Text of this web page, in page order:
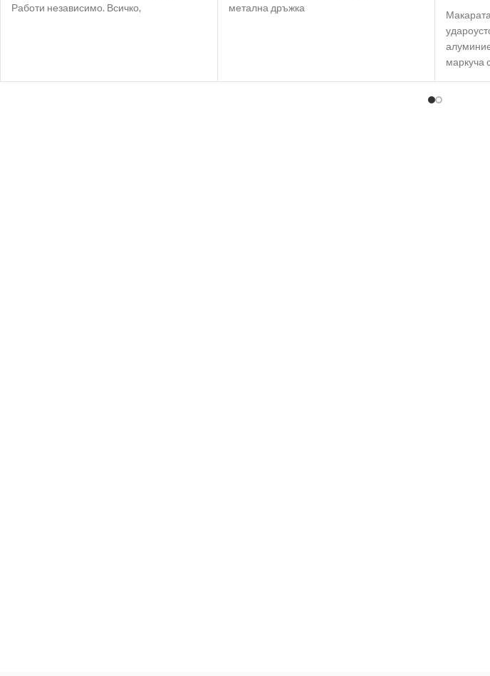
Работи независимо. Всичко,
метална дръжка
маркуча